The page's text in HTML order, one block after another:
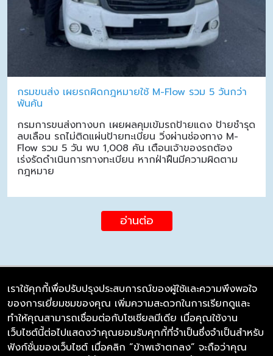
กรมขนส่ง เผยรถผิดกฎหมายใช้ M-Flow รวม 5 วันกว่า
พันคัน
กรมการขนส่งทางบก เผยผลคุมเข้มรถป้ายแดง ป้ายชำรุด
ลบเลือน รถไม่ติดแผ่นป้ายทะเบียน วิ่งผ่านช่องทาง M-
Flow รวม 5 วัน พบ 1,008 คัน เตือนเจ้าของรถต้อง
เร่งรัดดำเนินการทางทะเบียน หากฝ่าฝืนมีความผิดตาม
กฎหมาย
อ่านต่อ
บริษัท ซิมลิงค์ จำกัด
98/226 Bangrakyai-Baanmai Road,
Bangyai, Nonthaburi 11140
เราใช้คุกกี้เพื่อปรับปรุงประสบการณ์ของผู้ใช้และความพึงพอใจ
ของการเยี่ยมชมของคุณ เพิ่มความสะดวกในการเรียกดูและ
ทำให้คุณสามารถเชื่อมต่อกับโซเชียลมีเดีย เมื่อคุณใช้งาน
เว็บไซต์นี้ต่อไปแสดงว่าคุณยอมรับคุกกี้ที่จำเป็นซึ่งจำเป็นสำหรับ
ฟังก์ชั่นของเว็บไซต์ เมื่อคลิก “ข้าพเจ้าตกลง” จะถือว่าคุณ